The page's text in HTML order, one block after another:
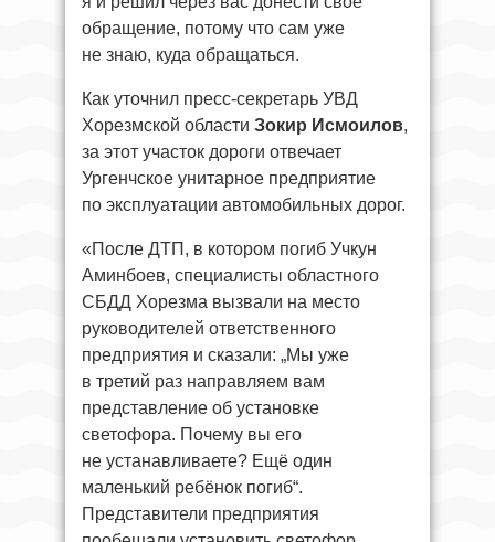
обращение, потому что сам уже
не знаю, куда обращаться.
Как уточнил пресс-секретарь УВД
Хорезмской области Зокир Исмоилов,
за этот участок дороги отвечает
Ургенчское унитарное предприятие
по эксплуатации автомобильных дорог.
«После ДТП, в котором погиб Учкун
Аминбоев, специалисты областного
СБДД Хорезма вызвали на место
руководителей ответственного
предприятия и сказали: „Мы уже
в третий раз направляем вам
представление об установке
светофора. Почему вы его
не устанавливаете? Ещё один
маленький ребёнок погиб“.
Представители предприятия